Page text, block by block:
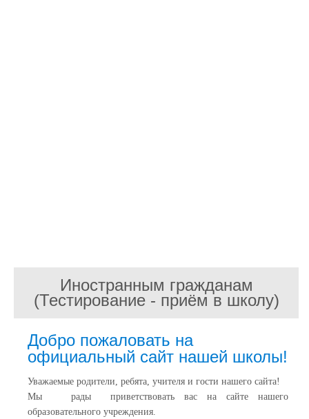
Иностранным гражданам
(Тестирование - приём в школу)
Добро пожаловать на
официальный сайт нашей школы!
Уважаемые родители, ребята, учителя и гости нашего сайта!
Мы рады приветствовать вас на сайте нашего
образовательного учреждения.